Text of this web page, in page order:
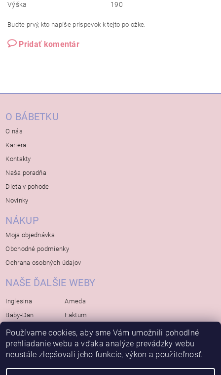
Výška
190
Buďte prvý, kto napíše príspevok k tejto položke.
Pridať komentár
O BÁBETKU
O nás
Kariera
Kontakty
Naša poradňa
Dieťa v pohode
Novinky
NÁKUP
Moja objednávka
Obchodné podmienky
Ochrana osobných údajov
NAŠE ĎALŠIE WEBY
Inglesina
Baby-Dan
Rialto
Bébé-Jou
Avova
Ameda
Faktum
Koelstra
Bambino-Mio
Používame cookies, aby sme Vám umožnili pohodlné
prehliadanie webu a vďaka analýze prevádzky webu
neustále zlepšovali jeho funkcie, výkon a použiteľnosť.